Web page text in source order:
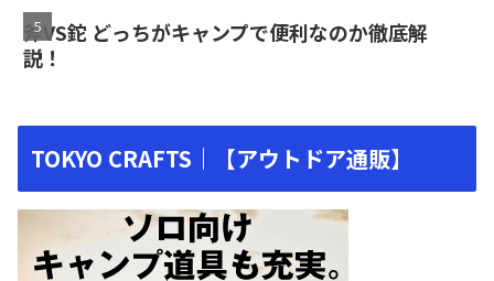
斧VS鉈 どっちがキャンプで便利なのか徹底解
説！
TOKYO CRAFTS｜【アウトドア通販】